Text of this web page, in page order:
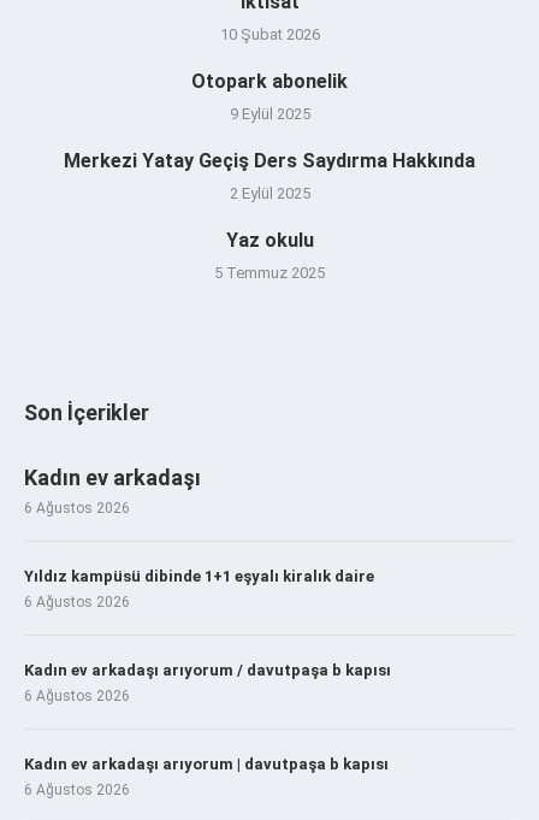
10 Şubat 2026
Otopark abonelik
9 Eylül 2025
Merkezi Yatay Geçiş Ders Saydırma Hakkında
2 Eylül 2025
Yaz okulu
5 Temmuz 2025
Son İçerikler
Kadın ev arkadaşı
6 Ağustos 2026
Yıldız kampüsü dibinde 1+1 eşyalı kiralık daire
6 Ağustos 2026
Kadın ev arkadaşı arıyorum / davutpaşa b kapısı
6 Ağustos 2026
Kadın ev arkadaşı arıyorum | davutpaşa b kapısı
6 Ağustos 2026